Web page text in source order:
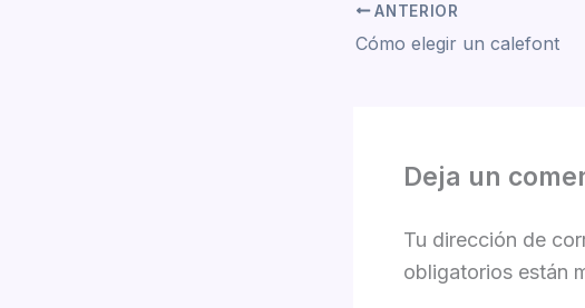
ANTERIOR
Cómo elegir un calefont
Deja un
Tu dirección de
obligatorios están